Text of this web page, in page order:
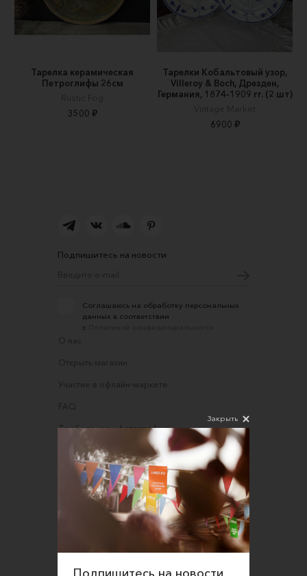
Тарелка керамическая
Петроглифы 26см
Rustic Fog
3500 ₽
Тарелки Кобальтовый узор,
Villeroy & Boch, Дрезден,
Германия, 1874-1909 гг. (2 шт)
Vintage Market
6900 ₽
Подпишитесь на новости
Соглашаюсь на обработку персональных
данных в соответствии
с
О нас
Открыть магазин
Участие в офлайн-маркете
FAQ
Требования к фотографиям
Обратная связь
Соглашение об оказании услуг
Правила сайта
Оферта для продавцов
Оферта для покупателей
Закрыть